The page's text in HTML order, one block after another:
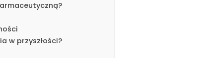
w przyszłości?